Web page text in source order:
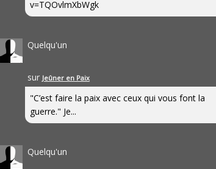
v=TQOvlmXbWgk
Quelqu'un
sur Jeûner en Paix
"C’est faire la paix avec ceux qui vous font la
guerre." Je...
Quelqu'un